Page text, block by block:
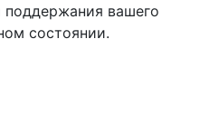
вашего
состоянии.